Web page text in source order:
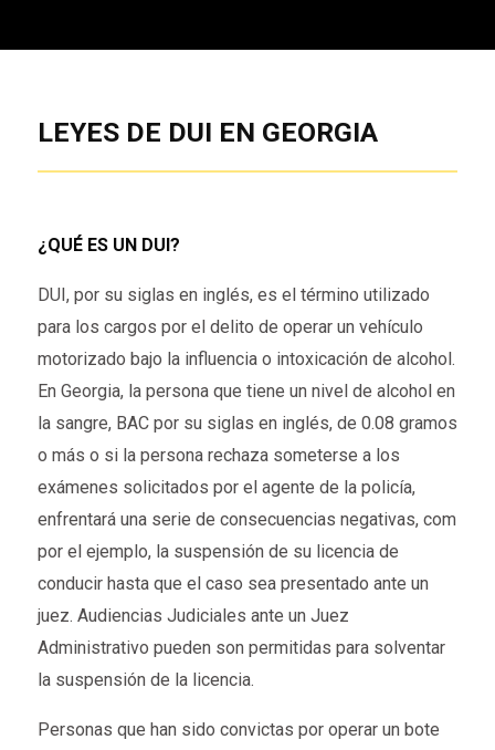
LEYES DE DUI EN GEORGIA
¿QUÉ ES UN DUI?
DUI, por su siglas en inglés, es el término utilizado
para los cargos por el delito de operar un vehículo
motorizado bajo la influencia o intoxicación de alcohol.
En Georgia, la persona que tiene un nivel de alcohol en
la sangre, BAC por su siglas en inglés, de 0.08 gramos
o más o si la persona rechaza someterse a los
exámenes solicitados por el agente de la policía,
enfrentará una serie de consecuencias negativas, com
por el ejemplo, la suspensión de su licencia de
conducir hasta que el caso sea presentado ante un
juez. Audiencias Judiciales ante un Juez
Administrativo pueden son permitidas para solventar
la suspensión de la licencia.
Personas que han sido convictas por operar un bote